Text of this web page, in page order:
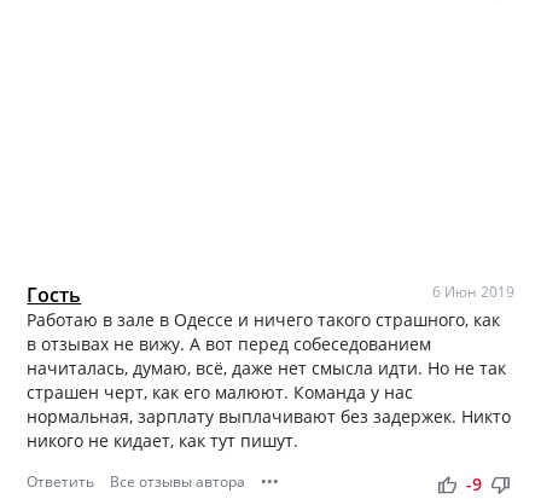
Гость 6 Июн 2019
Работаю в зале в Одессе и ничего такого страшного, как
в отзывах не вижу. А вот перед собеседованием
начиталась, думаю, всё, даже нет смысла идти. Но не так
страшен черт, как его малюют. Команда у нас
нормальная, зарплату выплачивают без задержек. Никто
никого не кидает, как тут пишут.
Ответить Все отзывы автора ••• thumb_up thumb_down
-9